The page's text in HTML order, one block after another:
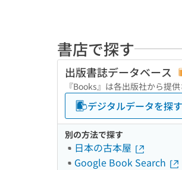
書店で探す
出版書誌データベース
『Books』は各出版社から提
デジタルデータを探す
別の方法で探す
日本の古本屋
Google Book Search